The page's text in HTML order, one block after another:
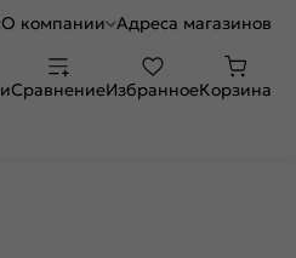
О компании Адреса магазинов
СравнениеИзбранноеКорзина